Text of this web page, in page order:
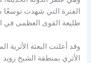
الفترة التي شهدت
طليعة القوى العظمى في
وقد أعلنت البعثة الأثرية
الأثري بمنطقة الشيخ